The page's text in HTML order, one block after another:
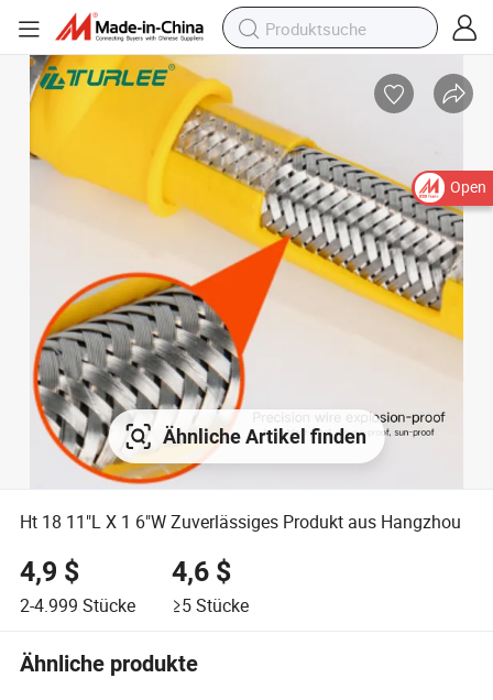
Open
Ähnliche Artikel finden
Ht 18 11"L X 1 6"W Zuverlässiges Produkt aus Hangzhou
4,9 $
2-4.999 Stücke
4,6 $
≥5Stücke
Ähnliche produkte